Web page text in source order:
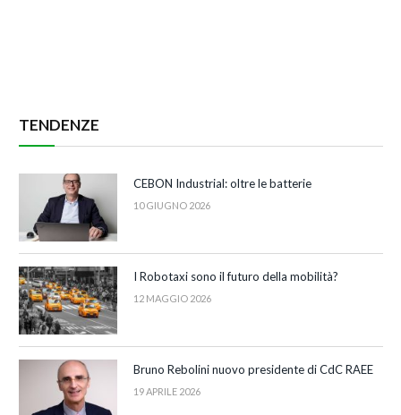
TENDENZE
CEBON Industrial: oltre le batterie
10 GIUGNO 2026
I Robotaxi sono il futuro della mobilità?
12 MAGGIO 2026
Bruno Rebolini nuovo presidente di CdC RAEE
19 APRILE 2026